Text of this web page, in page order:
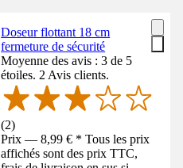
Doseur flottant 18 cm
fermeture de sécurité
Moyenne des avis : 3 de 5
étoiles. 2 Avis clients.
(2)
Prix — 8,99 € * Tous les prix
affichés sont des prix TTC,